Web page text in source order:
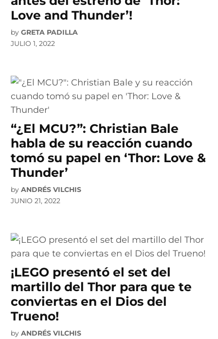
Love and Thunder’!
by GRETA PADILLA
JULIO 1, 2022
“¿El MCU?”: Christian Bale
habla de su reacción cuando
tomó su papel en ‘Thor: Love &
Thunder’
by ANDRÉS VILCHIS
JUNIO 21, 2022
¡LEGO presentó el set del
martillo del Thor para que te
conviertas en el Dios del
Trueno!
by ANDRÉS VILCHIS